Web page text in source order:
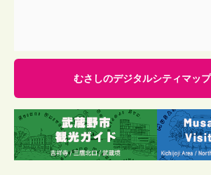
むさしのデジタルシティマップ